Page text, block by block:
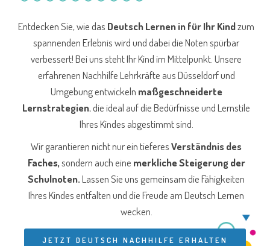
Entdecken Sie, wie das Deutsch Lernen in für Ihr Kindzum
spannenden Erlebnis wird und dabei die Noten spürbar
verbessert! Bei uns steht Ihr Kind im Mittelpunkt. Unsere
erfahrenen Nachhilfe Lehrkräfte aus Düsseldorf und
Umgebung entwickeln maßgeschneiderte
Lernstrategien, die ideal auf die Bedürfnisse und Lernstile
Ihres Kindes abgestimmt sind.
Wir garantieren nicht nur ein tieferesVerständnis des
Faches,sondern auch eine merkliche Steigerung der
Schulnoten.Lassen Sie uns gemeinsam die Fähigkeiten
Ihres Kindes entfalten und die Freude am Deutsch Lernen
wecken.
JETZT DEUTSCH NACHHILFE ERHALTEN